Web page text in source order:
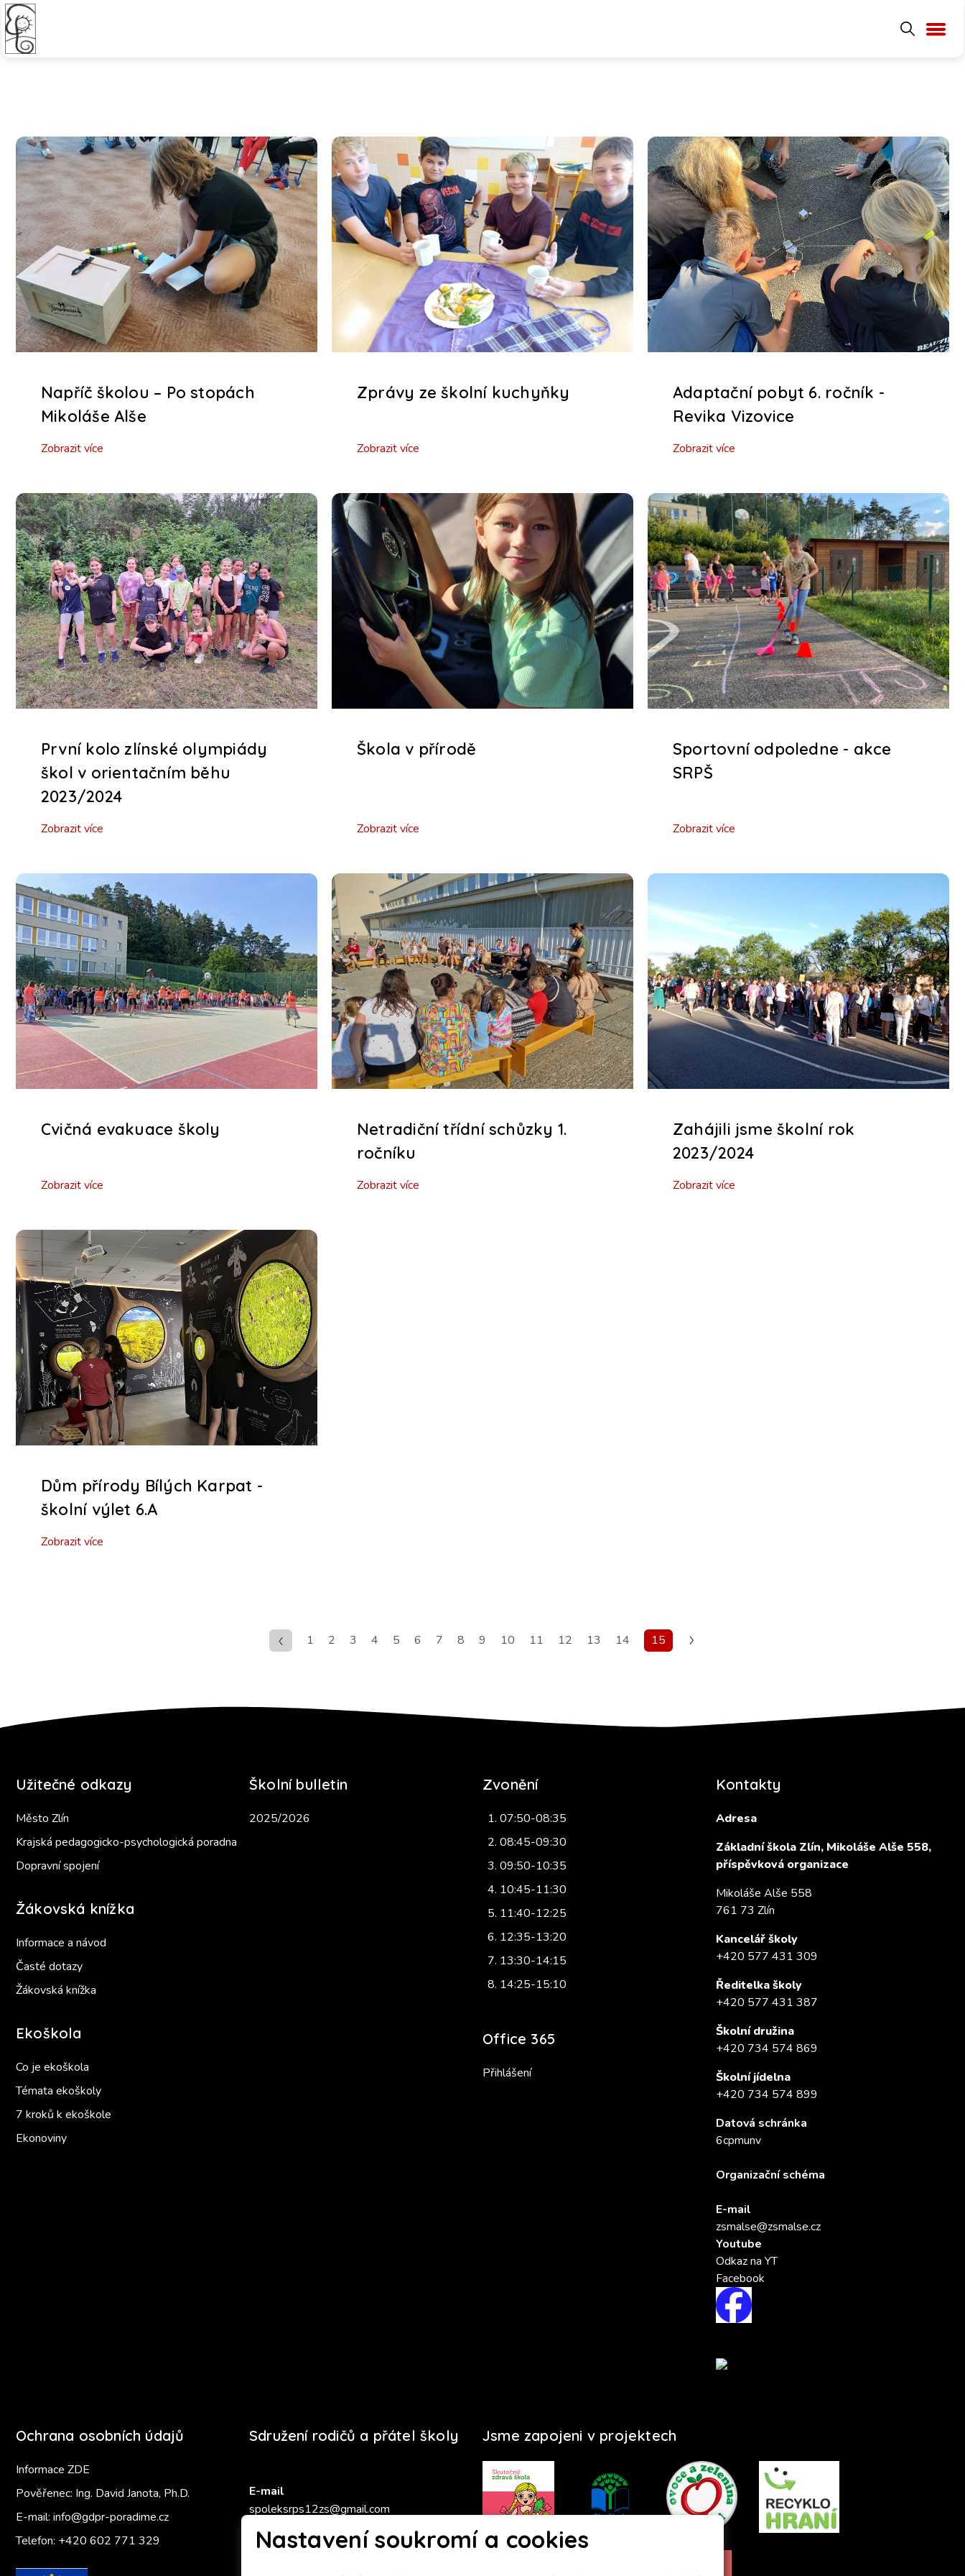
Nastavení soukromí a cookies
Napříč školou – Po stopách
Mikoláše Alše
Zobrazit více
Zprávy ze školní kuchyňky
Zobrazit více
Adaptační pobyt 6. ročník -
Revika Vizovice
Zobrazit více
První kolo zlínské olympiády
škol v orientačním běhu
2023/2024
Zobrazit více
Škola v přírodě
Zobrazit více
Sportovní odpoledne - akce
SRPŠ
Zobrazit více
Cvičná evakuace školy
Zobrazit více
Netradiční třídní schůzky 1.
ročníku
Zobrazit více
Zahájili jsme školní rok
2023/2024
Zobrazit více
Dům přírody Bílých Karpat -
školní výlet 6.A
Zobrazit více
1 2 3 4 5 6 7 8 9 10 11 12 13 14 15
Užitečné odkazy
Město Zlín
Krajská pedagogicko-psychologická poradna
Dopravní spojení
Žákovská knížka
Informace a návod
Časté dotazy
Žákovská knížka
Ekoškola
Co je ekoškola
Témata ekoškoly
7 kroků k ekoškole
Ekonoviny
Školní bulletin
2025/2026
Zvonění
07:50-08:35
08:45-09:30
09:50-10:35
10:45-11:30
11:40-12:25
12:35-13:20
13:30-14:15
14:25-15:10
Office 365
Přihlášení
Kontakty
Adresa
Základní škola Zlín, Mikoláše Alše 558,
příspěvková organizace
Mikoláše Alše 558
761 73 Zlín
Kancelář školy
+420 577 431 309
Ředitelka školy
+420 577 431 387
Školní družina
+420 734 574 869
Školní jídelna
+420 734 574 899
Datová schránka
6cpmunv
Organizační schéma
E-mail
zsmalse@zsmalse.cz
Youtube
Odkaz na YT
Facebook
Ochrana osobních údajů
Informace ZDE
Pověřenec: Ing. David Janota, Ph.D.
E-mail: info@gdpr-poradime.cz
Telefon: +420 602 771 329
Sdružení rodičů a přátel školy
E-mail
spoleksrps12zs@gmail.com
Zlatý Ámos 2025/2026
Jsme zapojeni v projektech